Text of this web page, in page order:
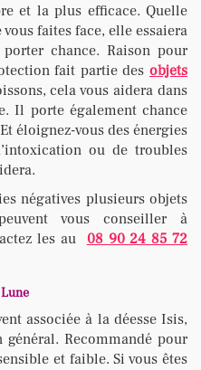
et la plus efficace. Quelle
faites face, elle essaiera
chance. Raison pour
fait partie des objets
cela vous aidera dans
Il porte également chance
éloignez-vous des énergies
ou de troubles
négatives plusieurs objets
vous conseiller à
les au 08 90 24 85 72
associée à la déesse Isis,
Recommandé pour
et faible. Si vous êtes